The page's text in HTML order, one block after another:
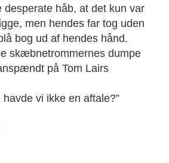
desperate håb, at det kun var
men hendes far tog uden
bog ud af hendes hånd.
skæbnetrommernes dumpe
på Tom Lairs
vi ikke en aftale?”